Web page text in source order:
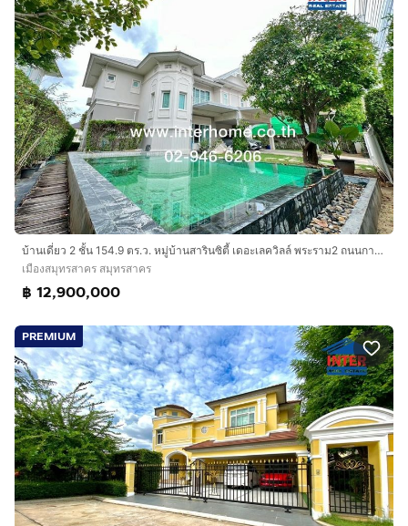
บ้านเดี่ยว 2 ชั้น 154.9 ตร.ว. หมู่บ้านสารินซิตี้ เดอะเลควิลล์ พระราม2 ถนนกาญจนาภิเษก ถนนพระราม2 เมืองสมุทรสาคร สมุทรสาคร
เมืองสมุทรสาคร สมุทรสาคร
฿ 12,900,000
PREMIUM